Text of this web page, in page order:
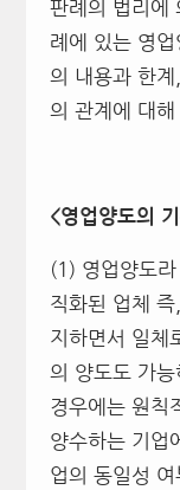
판례의 법리에
례에 있는 영업
의 내용과 한
의 관계에 대해
<영업양도의
(1) 영업양도
직화된 업체
지하면서 일체
의 양도도 가
경우에는 원칙
양수하는 기업
업의 동일성